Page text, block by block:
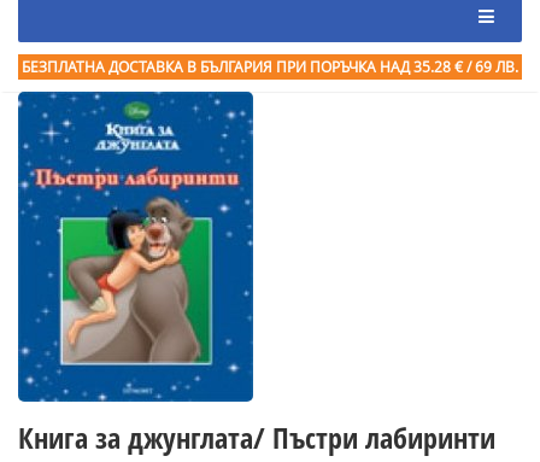
БЕЗПЛАТНА ДОСТАВКА В БЪЛГАРИЯ ПРИ ПОРЪЧКА НАД 35.28 € / 69 ЛВ.
Книга за джунглата/ Пъстри лабиринти